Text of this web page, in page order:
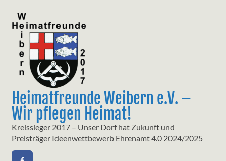
content
Heimatfreunde Weibern e.V. –
Wir pflegen Heimat!
Kreissieger 2017 – Unser Dorf hat Zukunft und
Preisträger Ideenwettbewerb Ehrenamt 4.0 2024/2025